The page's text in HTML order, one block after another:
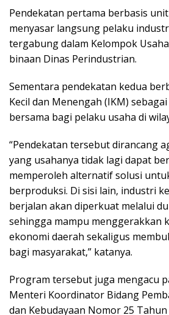
Pendekatan pertama berbasis
menyasar langsung pelaku
tergabung dalam Kelompok
binaan Dinas Perindustrian.
Sementara pendekatan kedua
Kecil dan Menengah (IKM)
bersama bagi pelaku usaha di
“Pendekatan tersebut dirancang
yang usahanya tidak lagi dapat
memperoleh alternatif solusi
berproduksi. Di sisi lain, industri
berjalan akan diperkuat melalui
sehingga mampu menggerakkan
ekonomi daerah sekaligus
bagi masyarakat,” katanya.
Program tersebut juga mengacu
Menteri Koordinator Bidang
dan Kebudayaan Nomor 25